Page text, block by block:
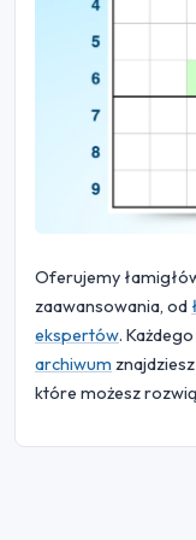
Oferujemy
zaawansowania, od
ekspertów.
archiwum
które możesz